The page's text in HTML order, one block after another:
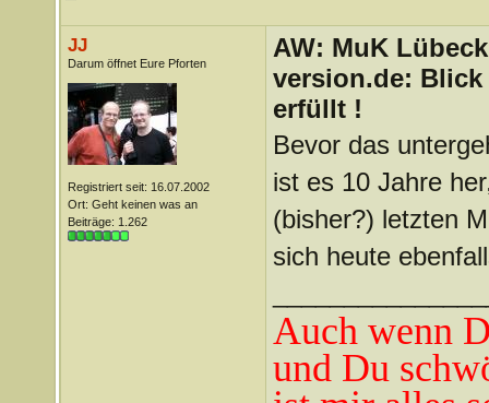
JJ
Darum öffnet Eure Pforten
Registriert seit: 16.07.2002
Ort: Geht keinen was an
Beiträge: 1.262
AW: MuK
version.de: Blick
erfüllt !
Bevor das
ist es 10 Jahre
(bisher?) letzten
sich heute
Auch wenn
und Du